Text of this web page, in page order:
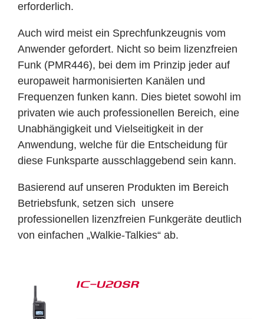
erforderlich.
Auch wird meist ein Sprechfunkzeugnis vom
Anwender gefordert. Nicht so beim lizenzfreien
Funk (PMR446), bei dem im Prinzip jeder auf
europaweit harmonisierten Kanälen und
Frequenzen funken kann. Dies bietet sowohl im
privaten wie auch professionellen Bereich, eine
Unabhängigkeit und Vielseitigkeit in der
Anwendung, welche für die Entscheidung für
diese Funksparte ausschlaggebend sein kann.
Basierend auf unseren Produkten im Bereich
Betriebsfunk, setzen sich unsere
professionellen lizenzfreien Funkgeräte deutlich
von einfachen „Walkie-Talkies“ ab.
IC-U20SR